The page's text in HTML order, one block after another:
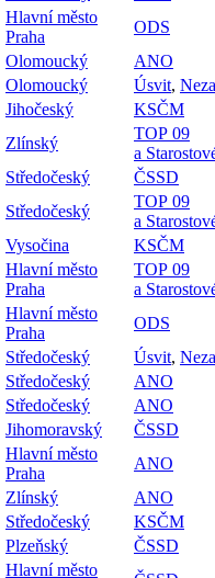
Hlavní město
Praha
ODS
Olomoucký
ANO
Olomoucký Úsvit,
Jihočeský
KSČM
Zlínský
TOP 09
a
Středočeský
ČSSD
Středočeský
TOP 09
a
Vysočina
KSČM
Hlavní město
Praha
TOP 09
a
Hlavní město
Praha
ODS
Středočeský Úsvit,
Středočeský
ANO
Středočeský
ANO
Jihomoravský
ČSSD
Hlavní město
Praha
ANO
Zlínský
ANO
Středočeský
KSČM
Plzeňský
ČSSD
Hlavní město